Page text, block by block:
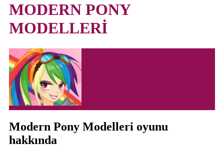
MODERN PONY
MODELLERİ
Modern Pony Modelleri oyunu
hakkında